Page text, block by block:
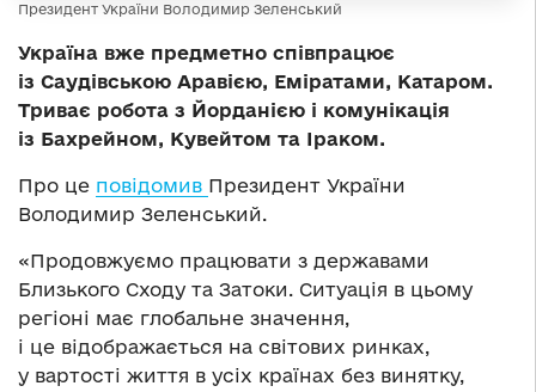
Президент України Володимир Зеленський
Україна вже предметно співпрацює
із Саудівською Аравією, Еміратами, Катаром.
Триває робота з Йорданією і комунікація
із Бахрейном, Кувейтом та Іраком.
Про це повідомив Президент України
Володимир Зеленський.
«Продовжуємо працювати з державами
Близького Сходу та Затоки. Ситуація в цьому
регіоні має глобальне значення,
і це відображається на світових ринках,
у вартості життя в усіх країнах без винятку,